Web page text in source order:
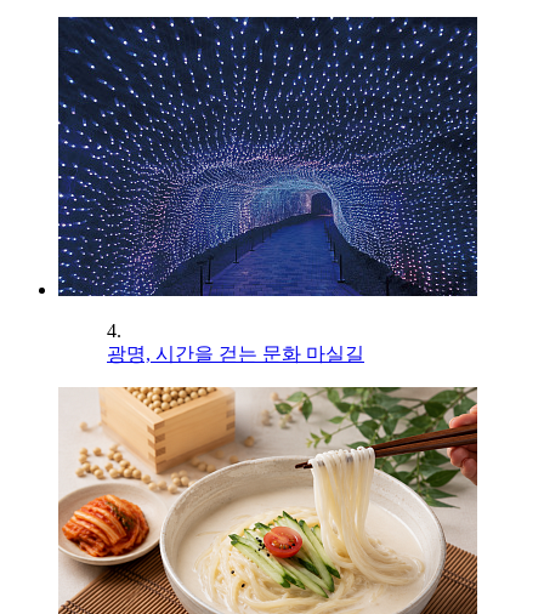
4.
광명, 시간을 걷는 문화 마실길